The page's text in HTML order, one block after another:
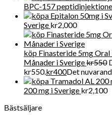
BPC-157
Sverige kr2,000
köp Finasteride 5mg
Månader i Sverigekr550
kr550.kr400Det
200 mg i Sverige kr2,100
Bästsäljare